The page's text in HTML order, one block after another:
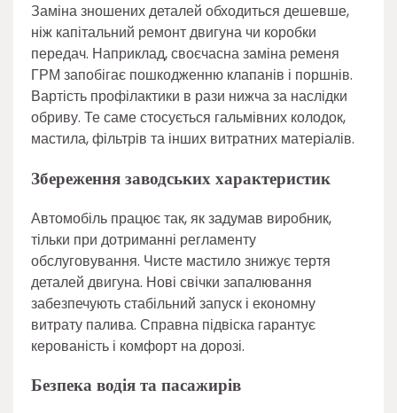
Заміна зношених деталей обходиться дешевше,
ніж капітальний ремонт двигуна чи коробки
передач. Наприклад, своєчасна заміна ременя
ГРМ запобігає пошкодженню клапанів і поршнів.
Вартість профілактики в рази нижча за наслідки
обриву. Те саме стосується гальмівних колодок,
мастила, фільтрів та інших витратних матеріалів.
Збереження заводських характеристик
Автомобіль працює так, як задумав виробник,
тільки при дотриманні регламенту
обслуговування. Чисте мастило знижує тертя
деталей двигуна. Нові свічки запалювання
забезпечують стабільний запуск і економну
витрату палива. Справна підвіска гарантує
керованість і комфорт на дорозі.
Безпека водія та пасажирів